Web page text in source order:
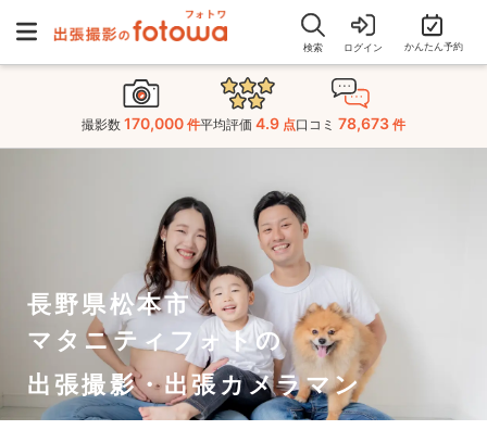
検索 ログイン かんたん予約
撮影数 170,000 件平均評価 4.9 点口コミ 78,673 件
長野県松本市
マタニティフォトの
出張撮影・出張カメラマン